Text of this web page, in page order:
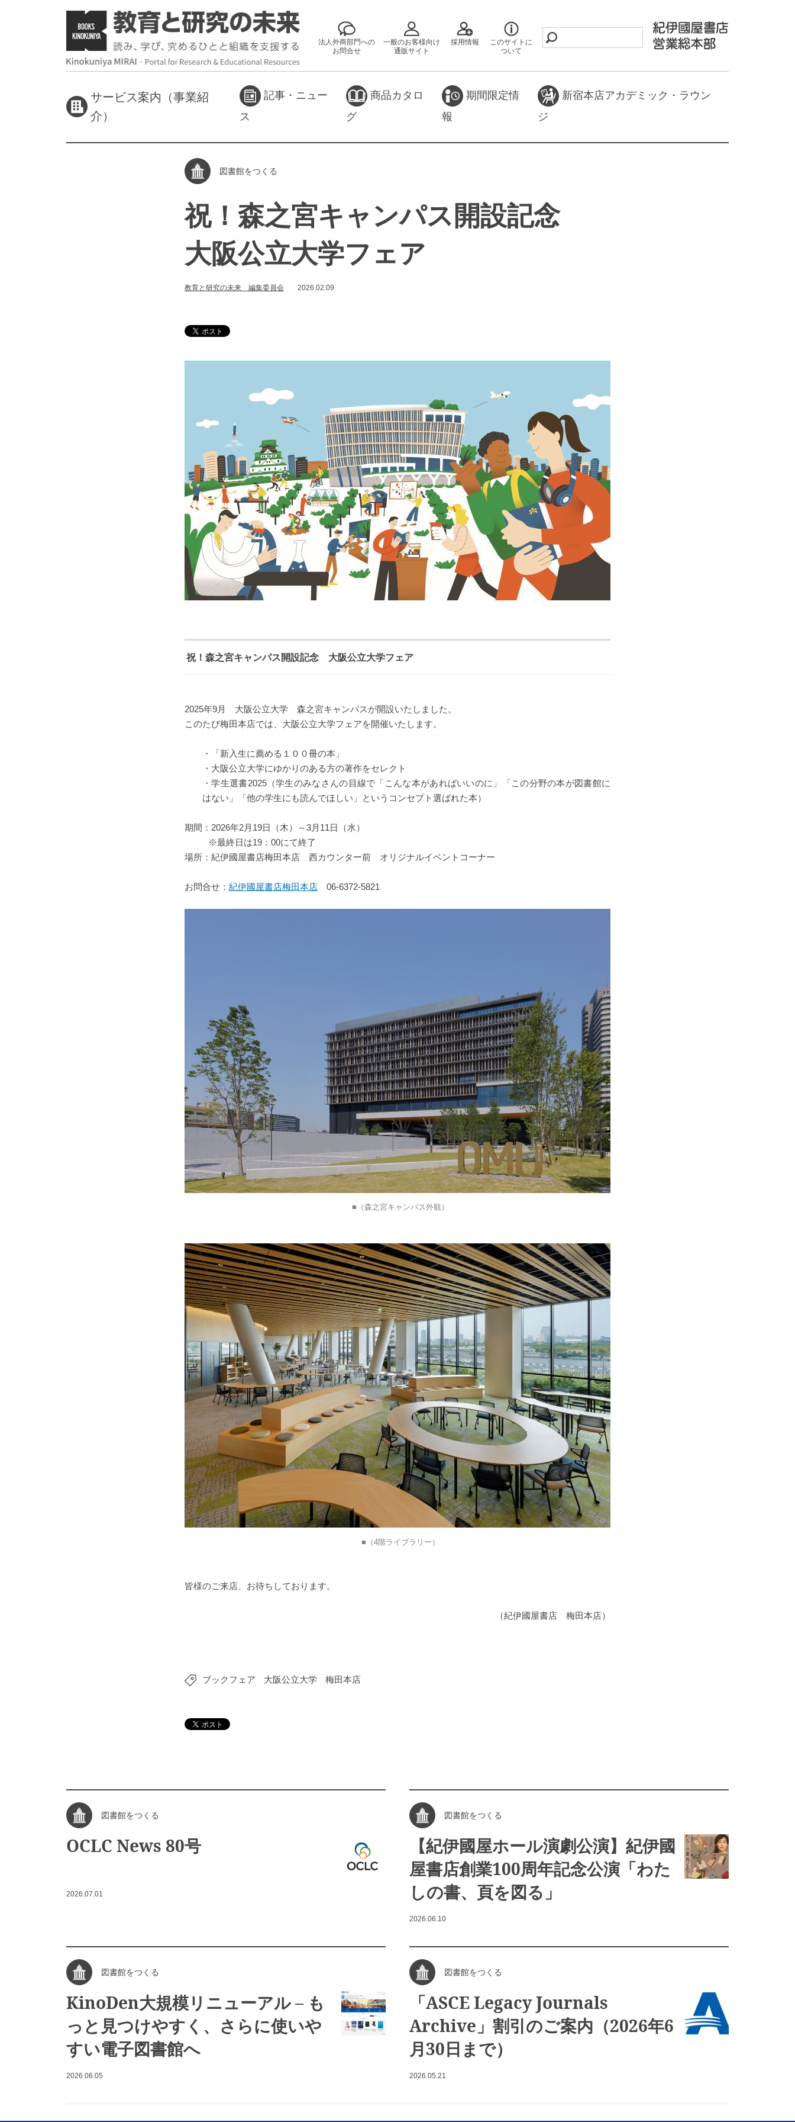
法人外商部門への
お問合せ
一般のお客様向け
通販サイト
採用情報
このサイトに
ついて
サービス案内（事業紹
介）
記事・ニュー
ス
商品カタロ
グ
期間限定情
報
新宿本店アカデミック・ラウン
ジ
図書館をつくる
祝！森之宮キャンパス開設記念
大阪公立大学フェア
教育と研究の未来 編集委員会 2026.02.09
祝！森之宮キャンパス開設記念 大阪公立大学フェア
2025年9月 大阪公立大学 森之宮キャンパスが開設いたしました。
このたび梅田本店では、大阪公立大学フェアを開催いたします。
・「新入生に薦める１００冊の本」
・大阪公立大学にゆかりのある方の著作をセレクト
・学生選書2025（学生のみなさんの目線で「こんな本があればいいのに」「この分野の本が図書館に
はない」「他の学生にも読んでほしい」というコンセプト選ばれた本）
期間：2026年2月19日（木）～3月11日（水）
※最終日は19：00にて終了
場所：紀伊國屋書店梅田本店 西カウンター前 オリジナルイベントコーナー
お問合せ： 紀伊國屋書店梅田本店 06-6372-5821
（森之宮キャンパス外観）
（4階ライブラリー）
皆様のご来店、お待ちしております。
（紀伊國屋書店 梅田本店）
ブックフェア 大阪公立大学 梅田本店
図書館をつくる
OCLC News 80号
2026.07.01
図書館をつくる
【紀伊國屋ホール演劇公演】紀伊國
屋書店創業100周年記念公演「わた
しの書、頁を図る」
2026.06.10
図書館をつくる
KinoDen大規模リニューアル – も
っと見つけやすく、さらに使いや
すい電子図書館へ
2026.06.05
図書館をつくる
「ASCE Legacy Journals
Archive」割引のご案内（2026年6
月30日まで）
2026.05.21